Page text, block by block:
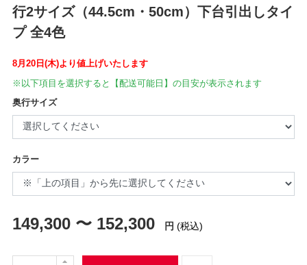
行2サイズ（44.5cm・50cm）下台引出しタイ
プ 全4色
8月20日(木)より値上げいたします
※以下項目を選択すると【配送可能日】の目安が表示されます
奥行サイズ
カラー
149,300 〜 152,300 円 (税込)